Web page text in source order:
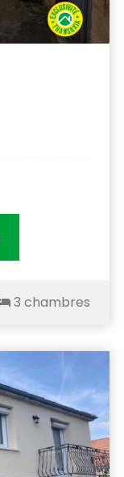
3 chambres